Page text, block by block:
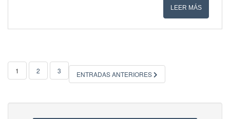
LEER MÁS
PAGINACIÓN
ENTRADAS
1 2 3 ENTRADAS ANTERIORES